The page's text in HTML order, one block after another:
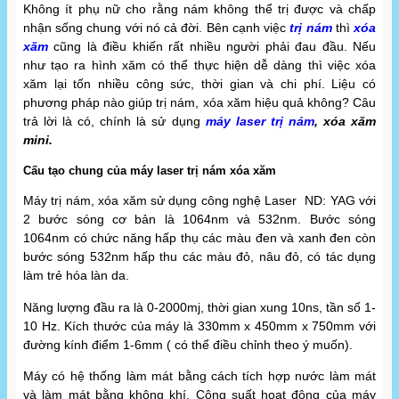
Không ít phụ nữ cho rằng nám không thể trị được và chấp
nhận sống chung với nó cả đời. Bên cạnh việctrị námthìxóa
xăm cũng là điều khiến rất nhiều người phải đau đầu. Nếu
như tạo ra hình xăm có thể thực hiện dễ dàng thì việc xóa
xăm lại tốn nhiều công sức, thời gian và chi phí. Liệu có
phương pháp nào giúp trị nám, xóa xăm hiệu quả không? Câu
trả lời là có, chính là sử dụng máy laser trị nám, xóa xăm
mini.
Cấu tạo chung của máy laser trị nám xóa xăm
Máy trị nám, xóa xăm sử dụng công nghệ Laser ND: YAG với
2 bước sóng cơ bản là 1064nm và 532nm. Bước sóng
1064nm có chức năng hấp thụ các màu đen và xanh đen còn
bước sóng 532nm hấp thu các màu đỏ, nâu đỏ, có tác dụng
làm trẻ hóa làn da.
Năng lượng đầu ra là 0-2000mj, thời gian xung 10ns, tần số 1-
10 Hz. Kích thước của máy là 330mm x 450mm x 750mm với
đường kính điểm 1-6mm ( có thể điều chỉnh theo ý muốn).
Máy có hệ thống làm mát bằng cách tích hợp nước làm mát
và làm mát bằng không khí. Công suất hoạt động của máy